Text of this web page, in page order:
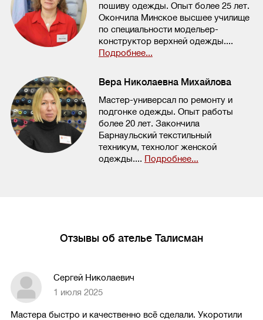
пошиву одежды. Опыт более 25 лет.
Окончила Минское высшее училище
по специальности модельер-
конструктор верхней одежды....
Подробнее...
Вера Николаевна Михайлова
Мастер-универсал по ремонту и
подгонке одежды. Опыт работы
более 20 лет. Закончила
Барнаульский текстильный
техникум, технолог женской
одежды.... Подробнее...
Отзывы об ателье Талисман
Сергей Николаевич
1 июля 2025
Мастера быстро и качественно всё сделали. Укоротили